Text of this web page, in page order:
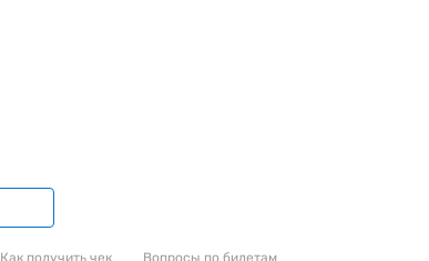
Как получить чек Вопросы по билетам